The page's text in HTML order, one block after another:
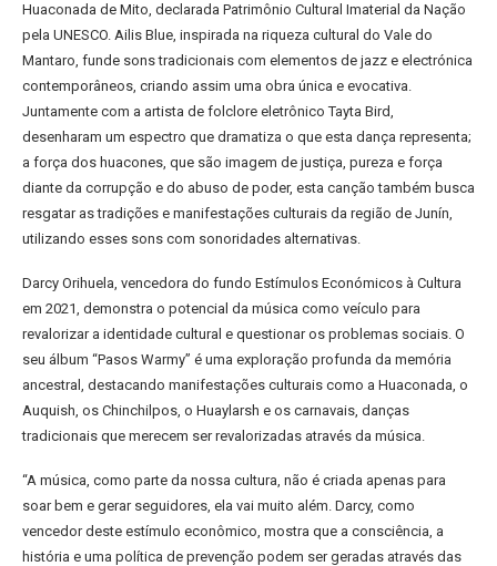
Huaconada de Mito, declarada Patrimônio Cultural Imaterial da Nação
pela UNESCO. Ailis Blue, inspirada na riqueza cultural do Vale do
Mantaro, funde sons tradicionais com elementos de jazz e electrónica
contemporâneos, criando assim uma obra única e evocativa.
Juntamente com a artista de folclore eletrônico Tayta Bird,
desenharam um espectro que dramatiza o que esta dança representa;
a força dos huacones, que são imagem de justiça, pureza e força
diante da corrupção e do abuso de poder, esta canção também busca
resgatar as tradições e manifestações culturais da região de Junín,
utilizando esses sons com sonoridades alternativas.
Darcy Orihuela, vencedora do fundo Estímulos Económicos à Cultura
em 2021, demonstra o potencial da música como veículo para
revalorizar a identidade cultural e questionar os problemas sociais. O
seu álbum “Pasos Warmy” é uma exploração profunda da memória
ancestral, destacando manifestações culturais como a Huaconada, o
Auquish, os Chinchilpos, o Huaylarsh e os carnavais, danças
tradicionais que merecem ser revalorizadas através da música.
“A música, como parte da nossa cultura, não é criada apenas para
soar bem e gerar seguidores, ela vai muito além. Darcy, como
vencedor deste estímulo econômico, mostra que a consciência, a
história e uma política de prevenção podem ser geradas através das